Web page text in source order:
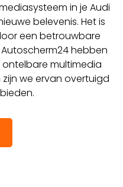
in je Audi
belevenis. Het is
een betrouwbare
hebben
multimedia
we ervan overtuigd